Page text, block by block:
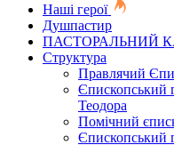
Наші герої
Душпастир
ПАСТОРАЛЬНИЙ
Структура
Правлячий
Єпископський
Теодора
Помічний
Єпископський